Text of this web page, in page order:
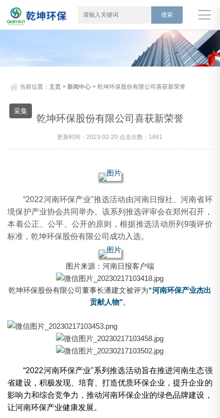
当前位置： 主页 > 新闻中心 > 乾坤环保股份有限公司喜获新荣誉
乾坤环保股份有限公司喜获新荣誉
更新时间：2023-02-20 点击次数：1661
“2022河南环保产业"推选活动由河南日报社、河南省环
境保护产业协会共同举办。该系列推选评审会在郑州召开，
本着公正、公平、公开的原则，根据推选活动所列9项评价
标准，乾坤环保股份有限公司成功入选。
图片来源：河南日报客户端
乾坤环保股份有限公司董事长潘建文被评为“河南环保产业杰出
贡献人物"。
“2022河南环保产业"系列推选活动旨在推进河南生态强
省建设，积极发现、培育、打造优质环保企业，提升企业的
影响力和综合竞争力，推动河南环保企业的绿色品牌建设，
让河南环保产业健康发展。
采集